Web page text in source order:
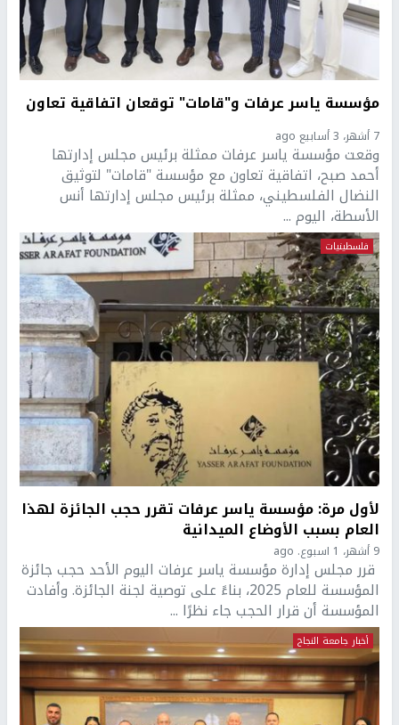
مؤسسة ياسر عرفات و"قامات" توقعان اتفاقية تعاون
7 أشهر، 3 أسابيع ago
وقعت مؤسسة ياسر عرفات ممثلة برئيس مجلس إدارتها
أحمد صبح، اتفاقية تعاون مع مؤسسة "قامات" لتوثيق
النضال الفلسطيني، ممثلة برئيس مجلس إدارتها أنس
الأسطة، اليوم ...
فلسطينيات
لأول مرة: مؤسسة ياسر عرفات تقرر حجب الجائزة لهذا
العام بسبب الأوضاع الميدانية
9 أشهر، 1 اسبوع. ago
قرر مجلس إدارة مؤسسة ياسر عرفات اليوم الأحد حجب جائزة
المؤسسة للعام 2025، بناءً على توصية لجنة الجائزة. وأفادت
المؤسسة أن قرار الحجب جاء نظرًا ...
أخبار جامعة النجاح